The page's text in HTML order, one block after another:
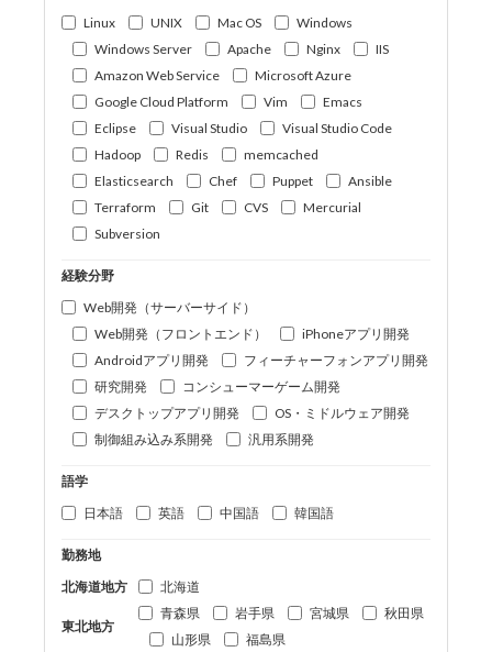
Linux
UNIX Mac OS
Windows
Windows Server
Apache Nginx
IIS
Amazon Web Service
Microsoft Azure
Google Cloud Platform
Vim
Emacs
Eclipse
Visual Studio
Visual Studio Code
Hadoop
Redis
memcached
Elasticsearch
Chef Puppet
Ansible
Terraform
Git CVS
Mercurial
Subversion
経験分野
Web開発（サーバーサイド）
Web開発（フロントエンド）
iPhoneアプリ開発
Androidアプリ開発
フィーチャーフォンアプリ開発
研究開発
コンシューマーゲーム開発
デスクトップアプリ開発
OS・ミドルウェア開発
制御組み込み系開発
汎用系開発
語学
日本語
英語 中国語 韓国語
勤務地
北海道地方
北海道
東北地方
青森県 岩手県 宮城県
秋田県
山形県
福島県